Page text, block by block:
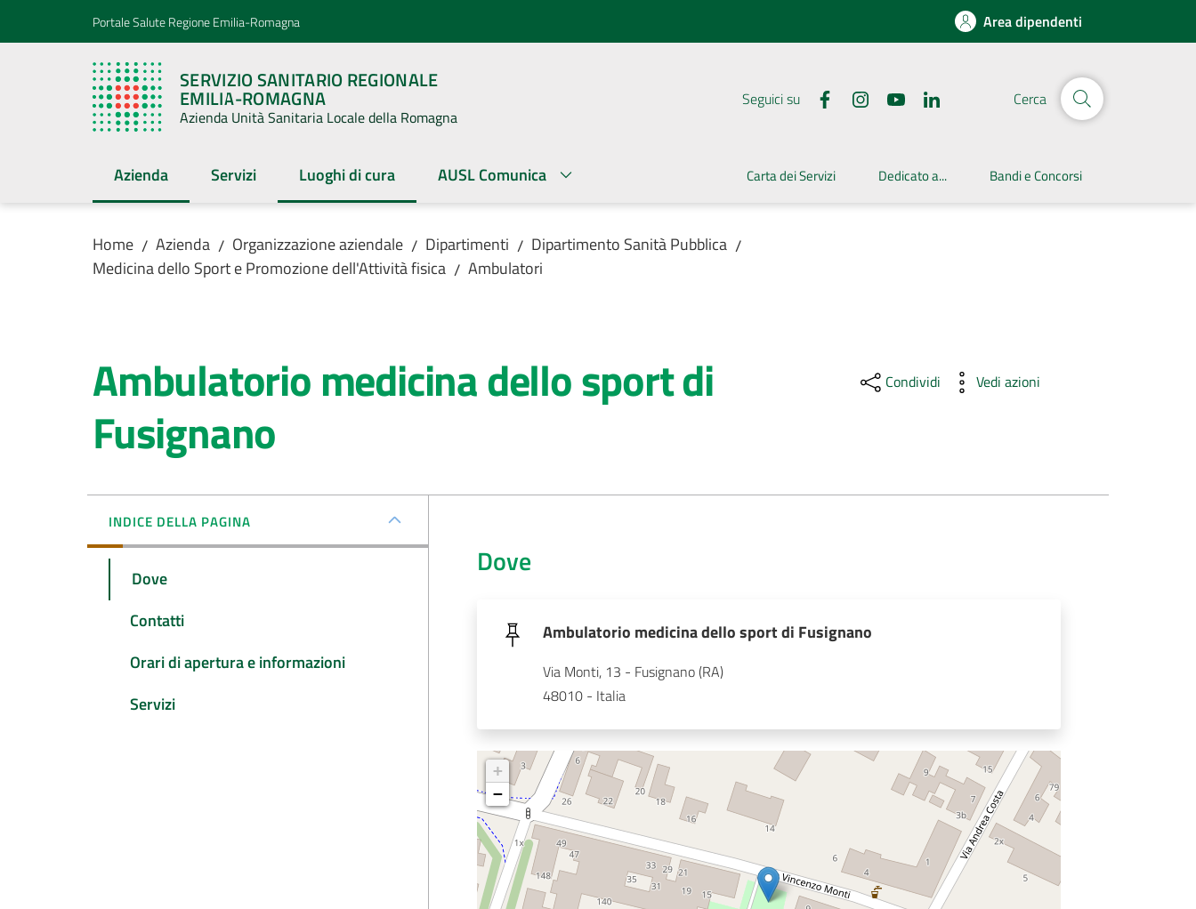
Vai al contenuto
Vai alla navigazionePortale Salute Regione Emilia-Romagna Area dipendenti
SERVIZIO SANITARIO REGIONALE
EMILIA-ROMAGNA
Azienda Unità Sanitaria Locale della Romagna
Seguici su Cerca
Azienda
Menu selezionatoServizi Luoghi di cura
Menu selezionato AUSL Comunica Carta dei Servizi Dedicato a... Bandi e Concorsi
Home / Azienda / Organizzazione aziendale / Dipartimenti / Dipartimento Sanità Pubblica /
Medicina dello Sport e Promozione dell'Attività fisica / Ambulatori
Ambulatorio medicina dello sport di
Fusignano
Condividi Vedi azioni
INDICE DELLA PAGINA
Dove
Contatti
Orari di apertura e informazioni
Servizi
Dove
Ambulatorio medicina dello sport di Fusignano
Via Monti, 13 - Fusignano (RA)
48010 - Italia
+
−